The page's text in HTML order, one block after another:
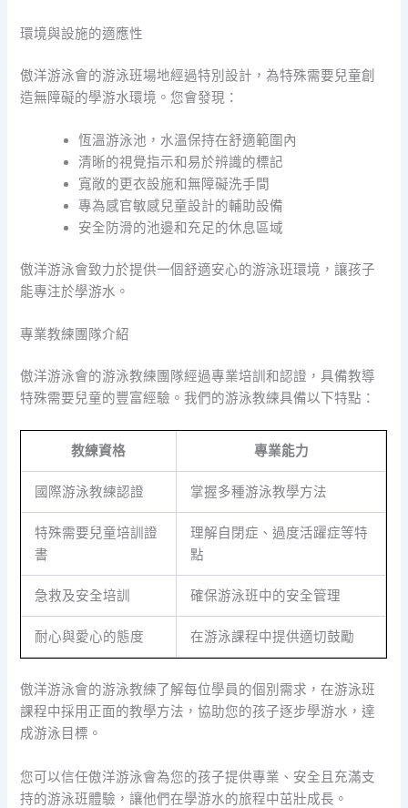
環境與設施的適應性
傲洋游泳會的游泳班場地經過特別設計，為特殊需要兒童創
造無障礙的學游水環境。您會發現：
恆溫游泳池，水溫保持在舒適範圍內
清晰的視覺指示和易於辨識的標記
寬敞的更衣設施和無障礙洗手間
專為感官敏感兒童設計的輔助設備
安全防滑的池邊和充足的休息區域
傲洋游泳會致力於提供一個舒適安心的游泳班環境，讓孩子
能專注於學游水。
專業教練團隊介紹
傲洋游泳會的游泳教練團隊經過專業培訓和認證，具備教導
特殊需要兒童的豐富經驗。我們的游泳教練具備以下特點：
教練資格 專業能力
國際游泳教練認證 掌握多種游泳教學方法
特殊需要兒童培訓證
書
理解自閉症、過度活躍症等特
點
急救及安全培訓 確保游泳班中的安全管理
耐心與愛心的態度 在游泳課程中提供適切鼓勵
傲洋游泳會的游泳教練了解每位學員的個別需求，在游泳班
課程中採用正面的教學方法，協助您的孩子逐步學游水，達
成游泳目標。
您可以信任傲洋游泳會為您的孩子提供專業、安全且充滿支
持的游泳班體驗，讓他們在學游水的旅程中茁壯成長。